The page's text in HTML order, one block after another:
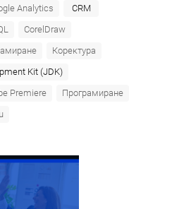
Analytics
CRM
CorelDraw
Коректура
Kit (JDK)
Premiere
Програмиране